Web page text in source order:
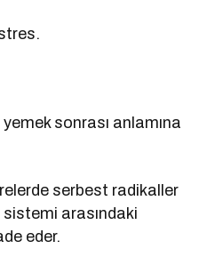
sonrası anlamına
serbest radikaller
arasındaki
eder.